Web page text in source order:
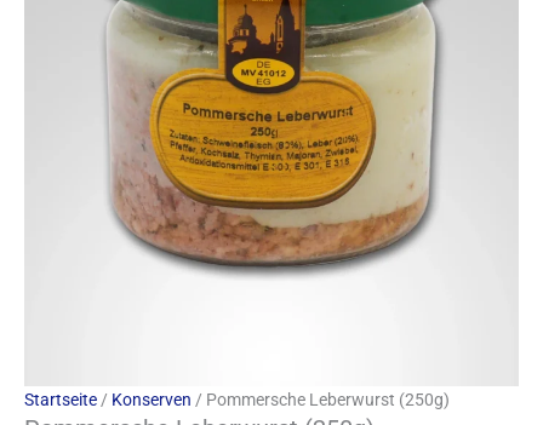
Startseite / Konserven / Pommersche Leberwurst (250g)